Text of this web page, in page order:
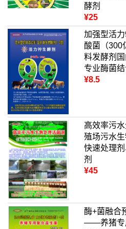
酵剂
¥25
加强型活
酸菌（300
料发酵剂
专业酶菌
¥8.5
高效率污
殖场污水
快速处理
剂
¥45
酶+菌融合
——养猪专